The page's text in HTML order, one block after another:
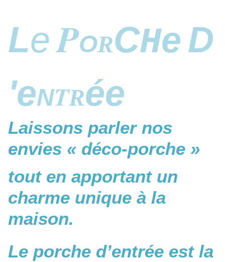
LePORCHe D
'eNTRée
Laissons parler nos
envies « déco-porche »
tout en apportant un
charme unique à la
maison.
Le porche d’entrée est la